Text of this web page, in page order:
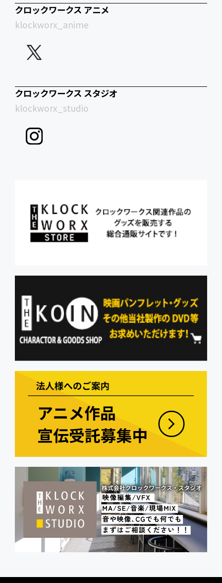
クロックワークス アニメ
klockworx_anime
クロックワークス スタジオ
klockworx_studio